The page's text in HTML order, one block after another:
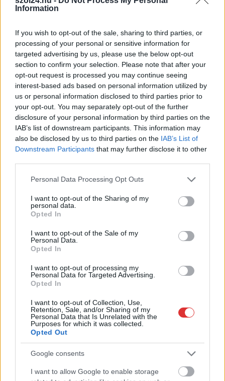
Information
If you wish to opt-out of the sale, sharing to third parties, or
processing of your personal or sensitive information for
targeted advertising by us, please use the below opt-out
section to confirm your selection. Please note that after your
opt-out request is processed you may continue seeing
interest-based ads based on personal information utilized by
us or personal information disclosed to third parties prior to
your opt-out. You may separately opt-out of the further
disclosure of your personal information by third parties on the
IAB’s list of downstream participants. This information may
also be disclosed by us to third parties on the IAB’s List of
Downstream Participants that may further disclose it to other
Please note that this website/app uses one or more Google
not limited to your visit or usage behaviour. You may click to
grant or deny consent to Google and its third-party tags to
use your data for below specified purposes in below Google
consent section.
Personal Data Processing Opt Outs
I want to opt-out of the Sharing of my
personal data.
Opted In
I want to opt-out of the Sale of my
Personal Data.
Opted In
I want to opt-out of processing my
Personal Data for Targeted Advertising.
Opted In
I want to opt-out of Collection, Use,
Retention, Sale, and/or Sharing of my
Personal Data that Is Unrelated with the
Purposes for which it was collected.
Opted Out
Google consents
I want to allow Google to enable storage
2026.08.07. Farkas András
Ön szerint hogy készül a hamisítatlan szolnoki
habos isler?
Igazi retró klasszikus desszert, amelyet generációk óta
szeretnek, és amelyet sokan ma is próbálnak otthon
újraalkotni....
Szolnok
2026.08.07. Horváth Zsolt
egy másik rekord is megdőlt
Nem mindennapi adatokat rögzítettek a meteorológiai
állomások csütörtökön: több településen is olyan értékek
születtek, amelyek átírták...
Szolnok